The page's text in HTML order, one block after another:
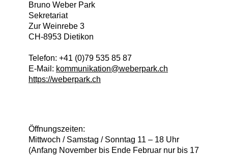
Bruno Weber Park
Sekretariat
Zur Weinrebe 3
CH-8953 Dietikon
Telefon: +41 (0)79 535 85 87
E-Mail: kommunikation@weberpark.ch
https://weberpark.ch
Öffnungszeiten:
Mittwoch / Samstag / Sonntag 11 – 18 Uhr
(Anfang November bis Ende Februar nur bis 17